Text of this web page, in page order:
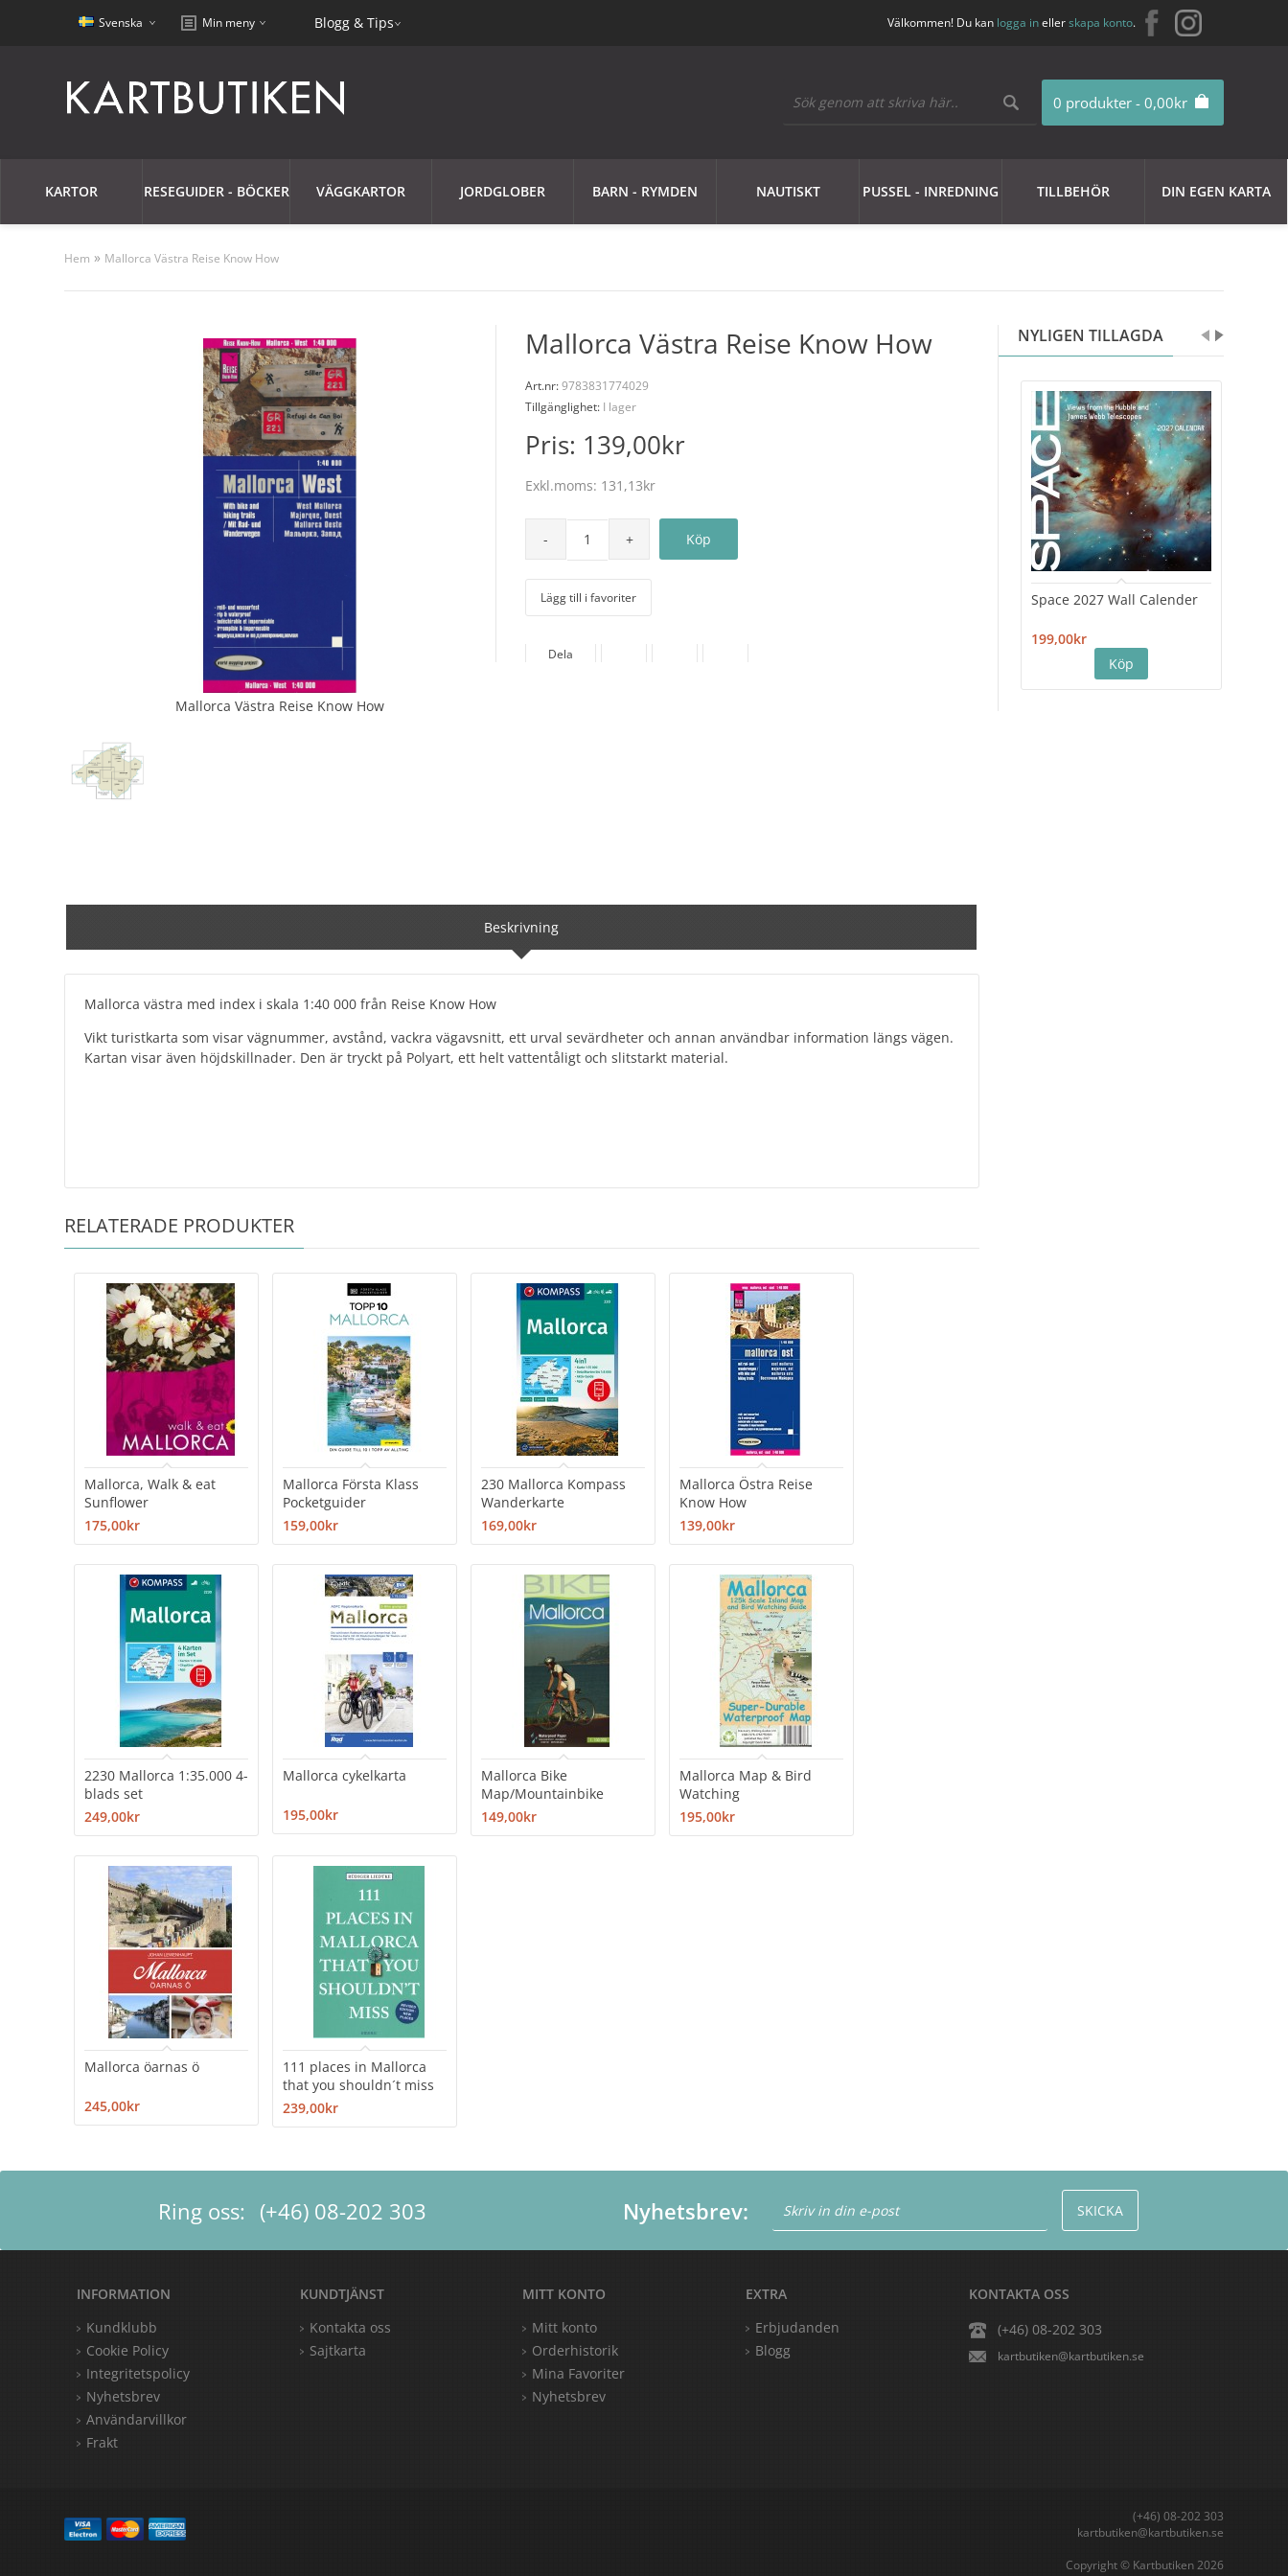
Svenska Min meny Blogg & Tips Välkommen! Du kan logga inellerskapa konto.
0 produkter - 0,00kr
KARTOR RESEGUIDER - BÖCKER VÄGGKARTOR JORDGLOBER BARN - RYMDEN NAUTISKT PUSSEL - INREDNING TILLBEHÖR DIN EGEN KARTA
Hem » Mallorca Västra Reise Know How
NYLIGEN TILLAGDA
Space 2027 Wall Calender
199,00kr
Mallorca Västra Reise Know How
Mallorca Västra Reise Know How
Art.nr:9783831774029
Tillgänglighet: I lager
Pris: 139,00kr
Exkl.moms: 131,13kr
Lägg till i favoriter
Dela
Beskrivning
Mallorca västra med index i skala 1:40 000 från Reise Know How
Vikt turistkarta som visar vägnummer, avstånd, vackra vägavsnitt, ett urval sevärdheter och annan användbar information längs vägen.
Kartan visar även höjdskillnader. Den är tryckt på Polyart, ett helt vattentåligt och slitstarkt material.
RELATERADE PRODUKTER
Mallorca, Walk & eat
Sunflower
175,00kr
Mallorca Första Klass
Pocketguider
159,00kr
230 Mallorca Kompass
Wanderkarte
169,00kr
Mallorca Östra Reise
Know How
139,00kr
2230 Mallorca 1:35.000 4-
blads set
249,00kr
Mallorca cykelkarta
195,00kr
Mallorca Bike
Map/Mountainbike
149,00kr
Mallorca Map & Bird
Watching
195,00kr
Mallorca öarnas ö
245,00kr
111 places in Mallorca
that you shouldn´t miss
239,00kr
Ring oss: (+46) 08-202 303 Nyhetsbrev:
KONTAKTA OSS
(+46) 08-202 303
kartbutiken@kartbutiken.se
EXTRA
Erbjudanden
Blogg
MITT KONTO
Mitt konto
Orderhistorik
Mina Favoriter
Nyhetsbrev
KUNDTJÄNST
Kontakta oss
Sajtkarta
INFORMATION
Kundklubb
Cookie Policy
Integritetspolicy
Nyhetsbrev
Användarvillkor
Frakt
(+46) 08-202 303
kartbutiken@kartbutiken.se
Copyright © Kartbutiken 2026